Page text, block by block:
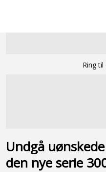
Ring
Undgå
den nye serie